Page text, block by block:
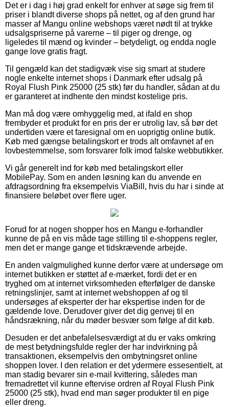
Det er i dag i høj grad enkelt for enhver at søge sig frem til
priser i blandt diverse shops på nettet, og af den grund har
masser af Mangu online webshops været nødt til at trykke
udsalgspriserne på varerne – til piger og drenge, og
ligeledes til mænd og kvinder – betydeligt, og endda nogle
gange love gratis fragt.
Til gengæld kan det stadigvæk vise sig smart at studere
nogle enkelte internet shops i Danmark efter udsalg på
Royal Flush Pink 25000 (25 stk) før du handler, sådan at du
er garanteret at indhente den mindst kostelige pris.
Man må dog være omhyggelig med, at ifald en shop
frembyder et produkt for en pris der er utrolig lav, så bør det
undertiden være et faresignal om en uoprigtig online butik.
Køb med gængse betalingskort er trods alt omfavnet af en
lovbestemmelse, som forsvarer folk imod falske webbutikker.
Vi går generelt ind for køb med betalingskort eller
MobilePay. Som en anden løsning kan du anvende en
afdragsordning fra eksempelvis ViaBill, hvis du har i sinde at
finansiere beløbet over flere uger.
Forud for at nogen shopper hos en Mangu e-forhandler
kunne de på en vis måde tage stilling til e-shoppens regler,
men det er mange gange et tidskrævende arbejde.
En anden valgmulighed kunne derfor være at undersøge om
internet butikken er støttet af e-mærket, fordi det er en
tryghed om at internet virksomheden efterfølger de danske
retningslinjer, samt at internet webshoppen af og til
undersøges af eksperter der har ekspertise inden for de
gældende love. Derudover giver det dig genvej til en
håndsrækning, når du møder besvær som følge af dit køb.
Desuden er det anbefalelsesværdigt at du er vaks omkring
de mest betydningsfulde regler der har indvirkning på
transaktionen, eksempelvis den ombytningsret online
shoppen lover. I den relation er det ydermere essesentielt, at
man stadig bevarer sin e-mail kvittering, således man
fremadrettet vil kunne eftervise ordren af Royal Flush Pink
25000 (25 stk), hvad end man søger produkter til en pige
eller dreng.